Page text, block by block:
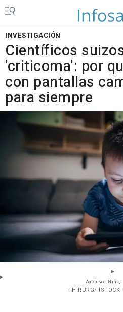
INVESTIGACIÓN
Científicos
'criticoma': por
con pantallas
para siempre
Archivo - Niño,
- HIRURG/ ISTOCK